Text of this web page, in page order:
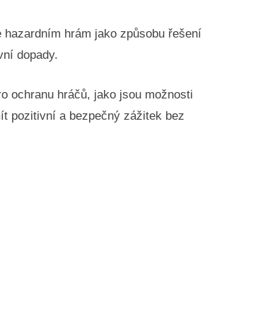
hrám jako způsobu řešení
dopady.
ochranu hráčů, jako jsou možnosti
pozitivní a bezpečný zážitek bez